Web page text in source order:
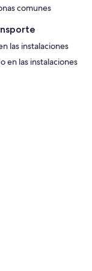
comunes
las instalaciones
en las instalaciones